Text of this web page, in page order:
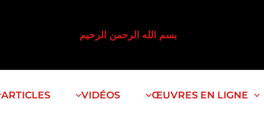
بسم الله الرحمن الرحيم
ARTICLES VIDÉOS ŒUVRES EN LIGNE